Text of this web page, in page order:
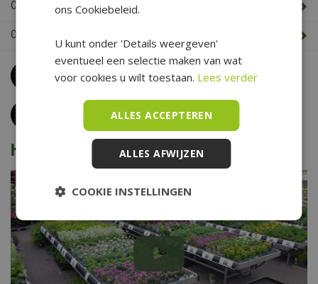
Cadeaukaart saldo check
Openingstijden & Contact
Bel0226 352 197
(maandag t/m zaterdag van 09.00 t/m 17.00 uur)
Klantenservice
Het is voorjaar bij De Boet
ons Cookiebeleid.
U kunt onder 'Details weergeven'
eventueel een selectie maken van wat
voor cookies u wilt toestaan. Lees verder
ALLES ACCEPTEREN
ALLES AFWIJZEN
COOKIE INSTELLINGEN